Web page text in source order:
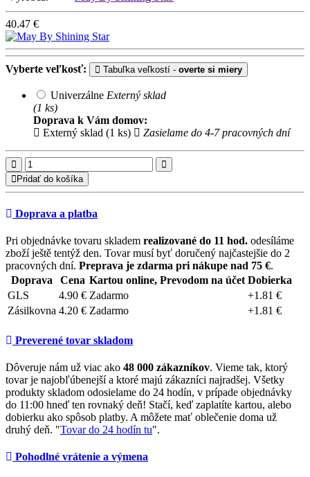
40.47 €
Vyberte veľkosť: Tabuľka veľkostí - overte si miery
Univerzálne Externý sklad
(1 ks)
Doprava k Vám domov:
Externý sklad (1 ks)
Zasielame do 4-7 pracovných dní
Pridať do košíka
Doprava a platba
Pri objednávke tovaru skladem realizované do 11 hod. odesíláme
zboží ještě tentýž den. Tovar musí byť doručený najčastejšie do 2
pracovných dní. Preprava je zdarma pri nákupe nad 75 €.
Doprava
Cena Kartou online, Prevodom na účet Dobierka
GLS
4.90 € Zadarmo
+1.81 €
Zásilkovna 4.20 € Zadarmo +1.81 €
Preverené tovar skladom
Dôveruje nám už viac ako 48 000 zákazníkov. Vieme tak, ktorý
tovar je najobľúbenejší a ktoré majú zákazníci najradšej. Všetky
produkty skladom odosielame do 24 hodín, v prípade objednávky
do 11:00 hneď ten rovnaký deň! Stačí, keď zaplatíte kartou, alebo
dobierku ako spôsob platby. A môžete mať oblečenie doma už
druhý deň. "Tovar do 24 hodín tu".
Pohodlné vrátenie a výmena